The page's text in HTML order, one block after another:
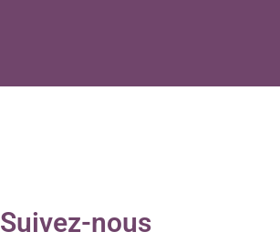
Suivez-nous